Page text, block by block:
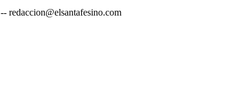
-- redaccion@elsantafesino.com